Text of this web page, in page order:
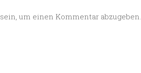
sein, um einen Kommentar abzugeben.